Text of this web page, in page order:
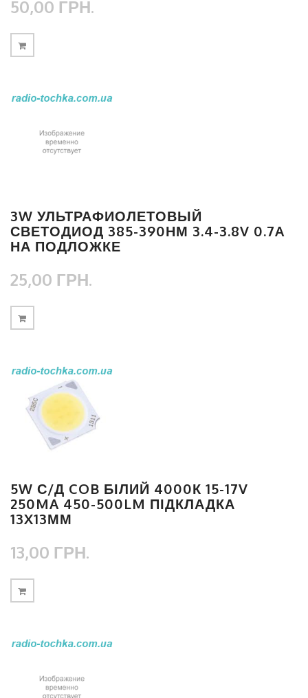
50,00 ГРН.
3W УЛЬТРАФИОЛЕТОВЫЙ
СВЕТОДИОД 385-390НМ 3.4-3.8V 0.7A
НА ПОДЛОЖКЕ
25,00 ГРН.
5W С/Д COB БІЛИЙ 4000К 15-17V
250MA 450-500LM ПІДКЛАДКА
13X13ММ
13,00 ГРН.